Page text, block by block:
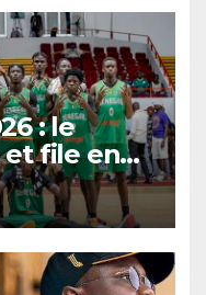
: le
et file en